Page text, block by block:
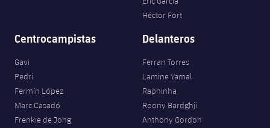
Héctor Fort
Centrocampistas
Gavi
Pedri
Fermín López
Marc Casadó
Frenkie de Jong
Delanteros
Ferran Torres
Lamine Yamal
Raphinha
Roony Bardghji
Anthony Gordon